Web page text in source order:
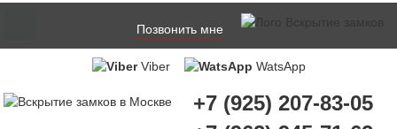
Позвонить мне
Viber WatsApp
+7 (925) 207-83-05